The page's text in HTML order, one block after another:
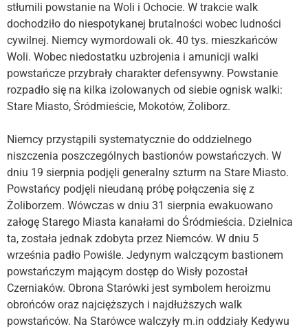
stłumili powstanie na Woli i Ochocie. W trakcie walk
dochodziło do niespotykanej brutalności wobec ludności
cywilnej. Niemcy wymordowali ok. 40 tys. mieszkańców
Woli. Wobec niedostatku uzbrojenia i amunicji walki
powstańcze przybrały charakter defensywny. Powstanie
rozpadło się na kilka izolowanych od siebie ognisk walki:
Stare Miasto, Śródmieście, Mokotów, Żoliborz.
Niemcy przystąpili systematycznie do oddzielnego
niszczenia poszczególnych bastionów powstańczych. W
dniu 19 sierpnia podjęli generalny szturm na Stare Miasto.
Powstańcy podjęli nieudaną próbę połączenia się z
Żoliborzem. Wówczas w dniu 31 sierpnia ewakuowano
załogę Starego Miasta kanałami do Śródmieścia. Dzielnica
ta, została jednak zdobyta przez Niemców. W dniu 5
września padło Powiśle. Jedynym walczącym bastionem
powstańczym mającym dostęp do Wisły pozostał
Czerniaków. Obrona Starówki jest symbolem heroizmu
obrońców oraz najcięższych i najdłuższych walk
powstańców. Na Starówce walczyły m.in oddziały Kedywu